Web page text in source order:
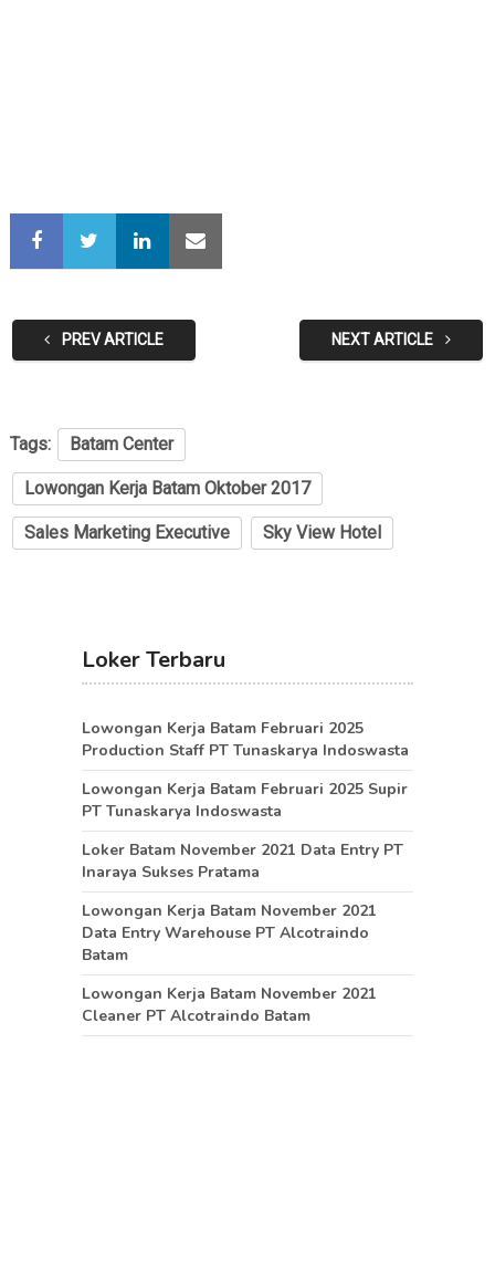
PREV ARTICLE NEXT ARTICLE
Tags: Batam Center
Lowongan Kerja Batam Oktober 2017
Sales Marketing Executive Sky View Hotel
Loker Terbaru
Lowongan Kerja Batam Februari 2025
Production Staff PT Tunaskarya Indoswasta
Lowongan Kerja Batam Februari 2025 Supir
PT Tunaskarya Indoswasta
Loker Batam November 2021 Data Entry PT
Inaraya Sukses Pratama
Lowongan Kerja Batam November 2021
Data Entry Warehouse PT Alcotraindo
Batam
Lowongan Kerja Batam November 2021
Cleaner PT Alcotraindo Batam